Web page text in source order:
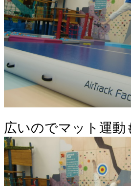
広いのでマット運動